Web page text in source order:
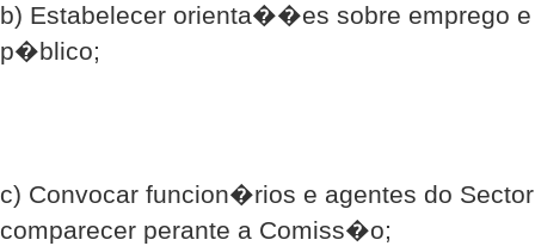
b) Estabelecer orienta��es sobre emprego
p�blico;
c) Convocar funcion�rios e agentes do
comparecer perante a Comiss�o;